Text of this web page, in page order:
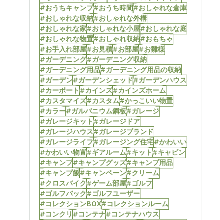
#おうちキャンプ#おうち時間#おしゃれな倉庫
#おしゃれな収納#おしゃれな外構
#おしゃれな家#おしゃれな小屋#おしゃれな庭
#おしゃれな物置#おしゃれ収納#おもちゃ
#お手入れ部屋#お見積#お部屋#お雛様
#ガーデニング#ガーデニング収納
#ガーデニング用品#ガーデニング用品の収納
#ガーデン#ガーデンシェッド#ガーデンハウス
#カーポート#カインズ#カインズホーム
#カスタマイズ#カスタム#かっこいい物置
#カラー#ガルバニウム鋼板#ガレージ
#ガレージキット#ガレージドア
#ガレージハウス#ガレージブランド
#ガレージライフ#ガレージング住宅#かわいい
#かわいい物置#ギアルーム#キット#キャビン
#キャンプ#キャンプグッズ#キャンプ用品
#キャンプ飯#キャンペーン#クリーム
#クロスバイク#ゲーム部屋#ゴルフ
#ゴルフバック#ゴルフユーザー
#コレクションBOX#コレクションルーム
#コンクリ#コンテナ#コンテナハウス